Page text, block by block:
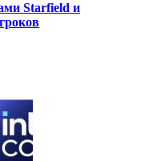
Starfield и